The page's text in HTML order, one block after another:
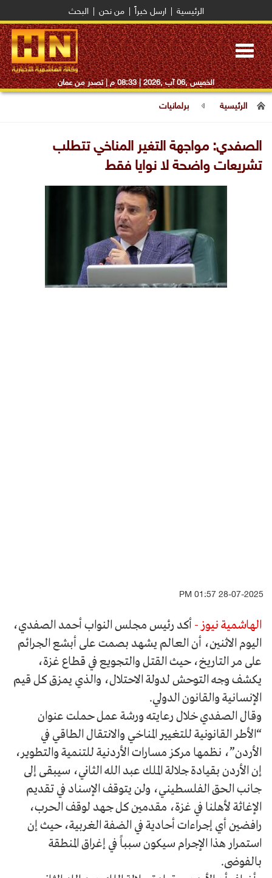
الرئيسية ارسل خبراً من نحن البحث
Toggle
navigation
الخميس ,06 آب ,2026 | 08:33 م | تصدر من عمان
الرئيسية برلمانيات
الصفدي: مواجهة التغير المناخي تتطلب
تشريعات واضحة لا نوايا فقط
28-07-2025 01:57 PM
الهاشمية نيوز - أكد رئيس مجلس النواب أحمد الصفدي،
اليوم الاثنين، أن العالم يشهد بصمت على أبشع الجرائم
على مر التاريخ، حيث القتل والتجويع في قطاع غزة،
يكشف وجه التوحش لدولة الاحتلال، والذي يمزق كل قيم
الإنسانية والقانون الدولي.
وقال الصفدي خلال رعايته ورشة عمل حملت عنوان
“الأطر القانونية للتغيير المناخي والانتقال الطاقي في
الأردن”، نظمها مركز مسارات الأردنية للتنمية والتطوير،
إن الأردن بقيادة جلالة الملك عبد الله الثاني، سيبقى إلى
جانب الحق الفلسطيني، ولن يتوقف الإسناد في تقديم
الإغاثة لأهلنا في غزة، مقدمين كل جهد لوقف الحرب،
رافضين أي إجراءات أحادية في الضفة الغربية، حيث إن
استمرار هذا الإجرام سيكون سبباً في إغراق المنطقة
بالفوضى.